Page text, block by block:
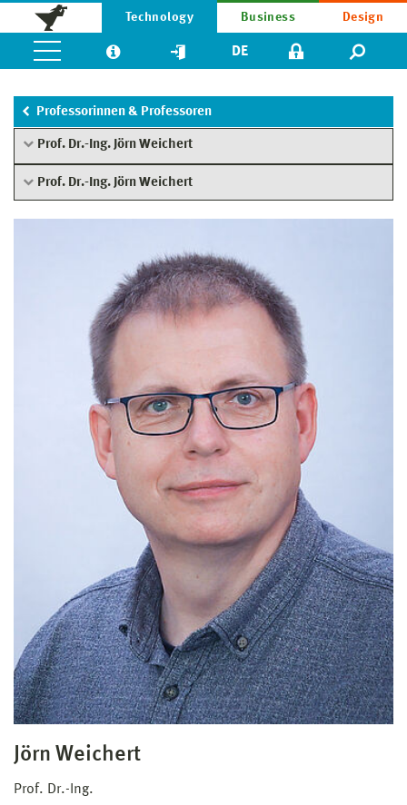
Technology Business Design
DE
Professorinnen & Professoren
Prof. Dr.-Ing. Jörn Weichert
Prof. Dr.-Ing. Jörn Weichert
Jörn Weichert
Prof. Dr.-Ing.